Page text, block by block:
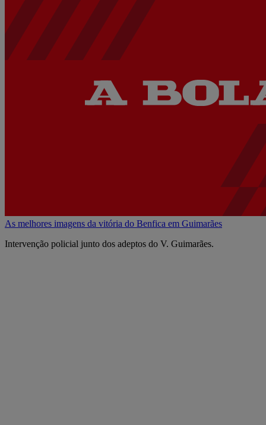
As melhores imagens da vitória do Benfica em Guimarães
Intervenção policial junto dos adeptos do V. Guimarães.